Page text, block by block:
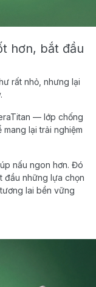
hơn, bắt đầu
rất nhỏ, nhưng lại
— lớp chống
lại trải nghiệm
nấu ngon hơn. Đó
đầu những lựa chọn
lai bền vững